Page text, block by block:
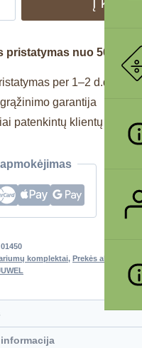
pristatymas nuo 50€
per 1–2 d.d.
garantija
patenkintų klientų
01450
komplektai, Prekės